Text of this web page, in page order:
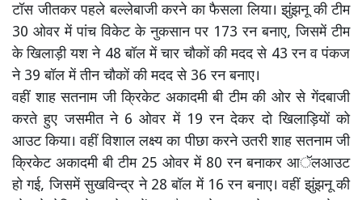
टॉस जीतकर पहले बल्लेबाजी करने का फैसला लिया। झुंझनू की टीम
30 ओवर में पांच विकेट के नुकसान पर 173 रन बनाए, जिसमें टीम
के खिलाड़ी यश ने 48 बॉल में चार चौकों की मदद से 43 रन व पंकज
ने 39 बॉल में तीन चौकों की मदद से 36 रन बनाए।
वहीं शाह सतनाम जी क्रिकेट अकादमी बी टीम की ओर से गेंदबाजी
करते हुए जसमीत ने 6 ओवर में 19 रन देकर दो खिलाड़ियों को
आउट किया। वहीं विशाल लक्ष्य का पीछा करने उतरी शाह सतनाम जी
क्रिकेट अकादमी बी टीम 25 ओवर में 80 रन बनाकर आॅलआउट
हो गई, जिसमें सुखविन्द्र ने 28 बॉल में 16 रन बनाए। वहीं झुंझनू की